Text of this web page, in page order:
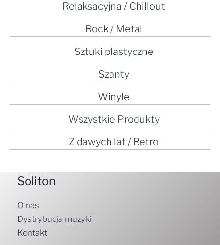
Relaksacyjna / Chillout
Rock / Metal
Sztuki plastyczne
Szanty
Winyle
Wszystkie Produkty
Z dawych lat / Retro
Soliton
O nas
Dystrybucja muzyki
Kontakt